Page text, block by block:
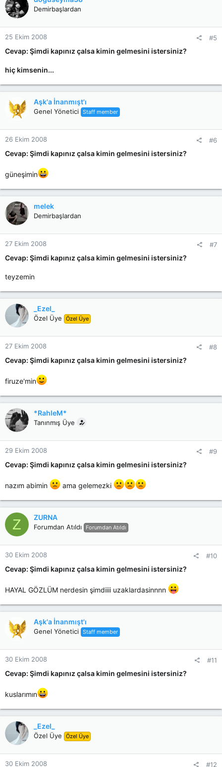
Demirbaşlardan
25 Ekim 2008 #5
Cevap: Şimdi kapınız çalsa kimin gelmesini istersiniz?
hiç kimsenin...
Aşk'a İnanmışt'ı
Genel Yönetici Staff member
26 Ekim 2008 #6
Cevap: Şimdi kapınız çalsa kimin gelmesini istersiniz?
güneşimin
melek
Demirbaşlardan
27 Ekim 2008 #7
Cevap: Şimdi kapınız çalsa kimin gelmesini istersiniz?
teyzemin
_Ezel_
Özel Üye Özel Üye
27 Ekim 2008 #8
Cevap: Şimdi kapınız çalsa kimin gelmesini istersiniz?
firuze'min
*RahleM*
Tanınmış Üye
29 Ekim 2008 #9
Cevap: Şimdi kapınız çalsa kimin gelmesini istersiniz?
nazım abimin ama gelemezki
Z ZURNA
Forumdan Atıldı Forumdan Atıldı
30 Ekim 2008 #10
Cevap: Şimdi kapınız çalsa kimin gelmesini istersiniz?
HAYAL GÖZLÜM nerdesin şimdiiii uzaklardasinnnn
Aşk'a İnanmışt'ı
Genel Yönetici Staff member
30 Ekim 2008 #11
Cevap: Şimdi kapınız çalsa kimin gelmesini istersiniz?
kuslarımın
_Ezel_
Özel Üye Özel Üye
30 Ekim 2008 #12